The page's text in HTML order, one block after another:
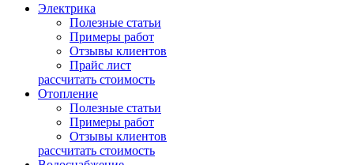
Электрика
Полезные статьи
Примеры работ
Отзывы клиентов
Прайс лист
рассчитать стоимость
Отопление
Полезные статьи
Примеры работ
Отзывы клиентов
рассчитать стоимость